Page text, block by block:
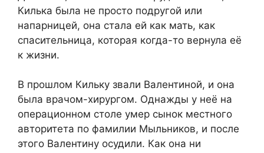
Килька была не просто подругой или
напарницей, она стала ей как мать, как
спасительница, которая когда-то вернула её
к жизни.
В прошлом Кильку звали Валентиной, и она
была врачом-хирургом. Однажды у неё на
операционном столе умер сынок местного
авторитета по фамилии Мыльников, и после
этого Валентину осудили. Как она ни